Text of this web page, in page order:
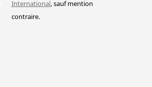
International, sauf mention
contraire.